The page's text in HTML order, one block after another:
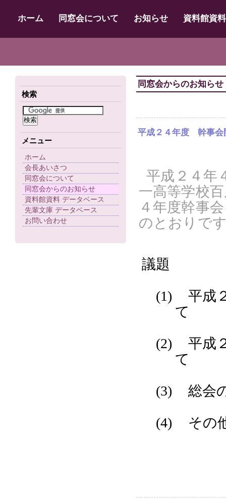
ホーム 同窓会について お知らせ 資料館資
検索
メニュー
ホーム
会長あいさつ
同窓会について
同窓会からのお知らせ
資料館資料 データベース
先輩文庫 データベース
お問い合わせ
同窓会からのお知らせ
平成２４年度 幹事会
平成２４年
一高等学校
４年度幹事
のとおりで
議題
(1)
平成
て
(2)
平成
て
(3) 総会
(4) その